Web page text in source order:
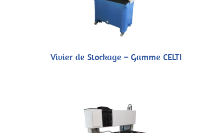
Vivier de Stockage – Gamme CELTI